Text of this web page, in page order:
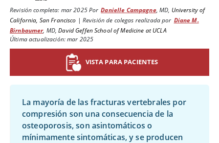
Revisión completa: mar 2025Por Danielle Campagne,MD, University of
California, San Francisco | Revisión de colegas realizada por Diane M.
Birnbaumer, MD,David Geffen School of Medicine at UCLA
Última actualización: mar 2025
VISTA PARA PACIENTES
La mayoría de las fracturas vertebrales por
compresión son una consecuencia de la
osteoporosis, son asintomáticos o
mínimamente sintomáticas, y se producen